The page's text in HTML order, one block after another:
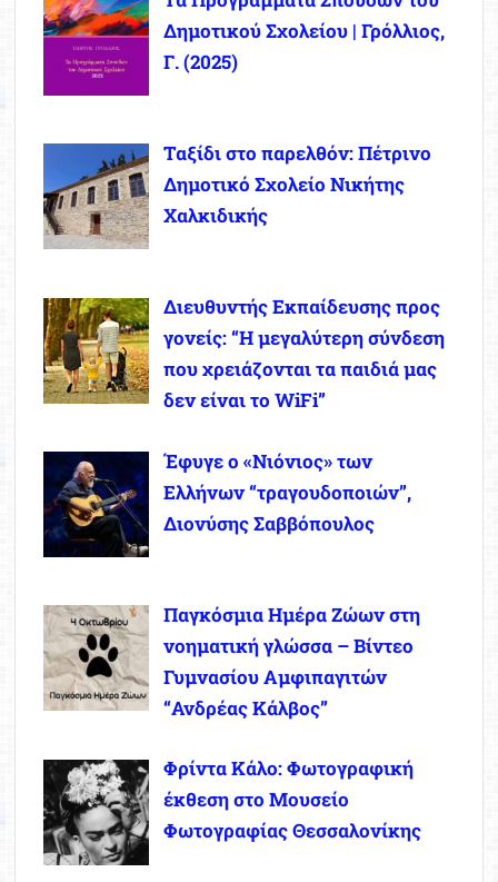
Δημοτικού Σχολείου | Γρόλλιος,
Γ. (2025)
Ταξίδι στο παρελθόν: Πέτρινο
Δημοτικό Σχολείο Νικήτης
Χαλκιδικής
Διευθυντής Εκπαίδευσης προς
γονείς: “Η μεγαλύτερη σύνδεση
που χρειάζονται τα παιδιά μας
δεν είναι το WiFi”
Έφυγε ο «Νιόνιος» των
Ελλήνων “τραγουδοποιών”,
Διονύσης Σαββόπουλος
Παγκόσμια Ημέρα Ζώων στη
νοηματική γλώσσα – Βίντεο
Γυμνασίου Αμφιπαγιτών
“Ανδρέας Κάλβος”
Φρίντα Κάλο: Φωτογραφική
έκθεση στο Μουσείο
Φωτογραφίας Θεσσαλονίκης